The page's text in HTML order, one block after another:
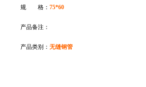
规 格： 75*60
产品备注：
产品类别： 无缝钢管